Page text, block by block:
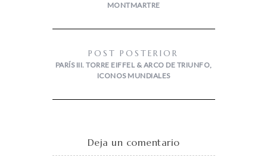
MONTMARTRE
POST POSTERIOR
PARÍS III. TORRE EIFFEL & ARCO DE TRIUNFO,
ICONOS MUNDIALES
Deja un comentario